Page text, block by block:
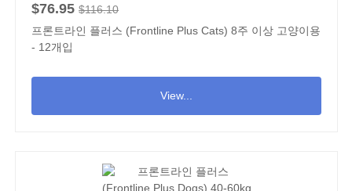
$76.95 $116.10
프론트라인 플러스 (Frontline Plus Cats) 8주 이상 고양이용
- 12개입
View...